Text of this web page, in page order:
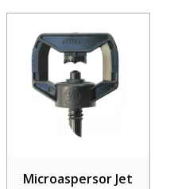
Microaspersor Jet